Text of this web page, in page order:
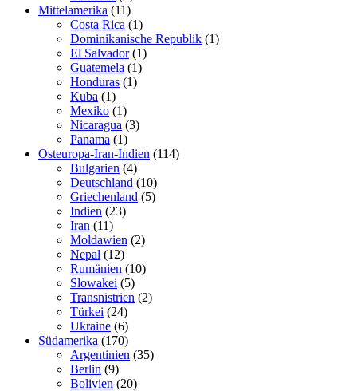
Mittelamerika (11)
Costa Rica (1)
Dominikanische Republik (1)
El Salvador(1)
Guatemela (1)
Honduras (1)
Kuba (1)
Mexiko (1)
Nicaragua (3)
Panama (1)
Osteuropa-Iran-Indien (114)
Bulgarien (4)
Deutschland (10)
Griechenland (5)
Indien (23)
Iran (11)
Moldawien (2)
Nepal (12)
Rumänien (10)
Slowakei (5)
Transnistrien (2)
Türkei (24)
Ukraine (6)
Südamerika (170)
Argentinien (35)
Berlin (9)
Bolivien (20)